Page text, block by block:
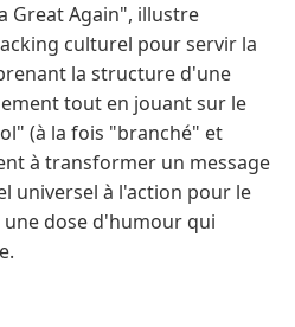
Great Again", illustre
culturel pour servir la
la structure d'une
tout en jouant sur le
(à la fois "branché" et
à transformer un message
universel à l'action pour le
dose d'humour qui